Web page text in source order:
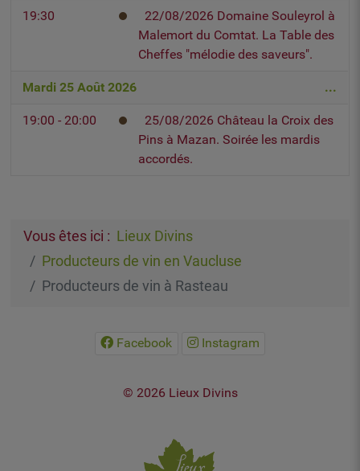
19:30
22/08/2026 Domaine Souleyrol à
Malemort du Comtat. La Table des
Cheffes "mélodie des saveurs".
Mardi 25 Août 2026 ...
19:00 - 20:00
25/08/2026 Château la Croix des
Pins à Mazan. Soirée les mardis
accordés.
Vous êtes ici : Lieux Divins
Producteurs de vin en Vaucluse
Producteurs de vin à Rasteau
Facebook Instagram
© 2026 Lieux Divins